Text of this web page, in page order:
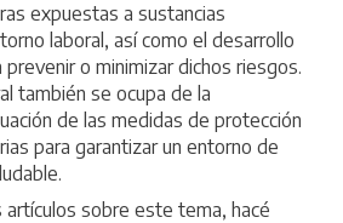
expuestas a sustancias
laboral, así como el desarrollo
o minimizar dichos riesgos.
también se ocupa de la
de las medidas de protección
para garantizar un entorno de
artículos sobre este tema, hacé